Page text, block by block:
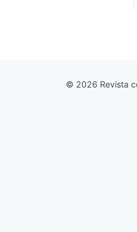
© 2026 Revista